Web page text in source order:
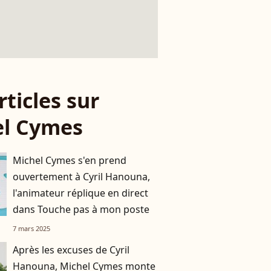
sur
Cymes
Michel Cymes s'en prend
ouvertement à Cyril Hanouna,
l'animateur réplique en direct
dans Touche pas à mon poste
7 mars 2025
Après les excuses de Cyril
Hanouna, Michel Cymes monte